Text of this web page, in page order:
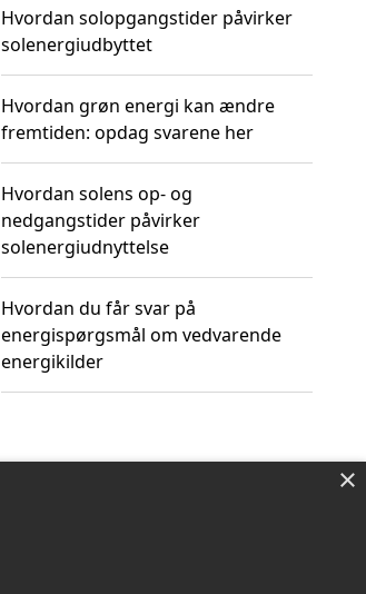
Hvordan solopgangstider påvirker
solenergiudbyttet
Hvordan grøn energi kan ændre
fremtiden: opdag svarene her
Hvordan solens op- og
nedgangstider påvirker
solenergiudnyttelse
Hvordan du får svar på
energispørgsmål om vedvarende
energikilder
×